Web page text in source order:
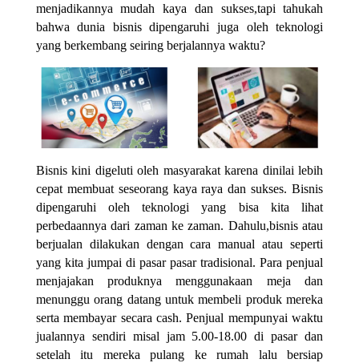
menjadikannya mudah kaya dan sukses,tapi tahukah
bahwa dunia bisnis dipengaruhi juga oleh teknologi
yang berkembang seiring berjalannya waktu?
Bisnis kini digeluti oleh masyarakat karena dinilai lebih
cepat membuat seseorang kaya raya dan sukses. Bisnis
dipengaruhi oleh teknologi yang bisa kita lihat
perbedaannya dari zaman ke zaman. Dahulu,bisnis atau
berjualan dilakukan dengan cara manual atau seperti
yang kita jumpai di pasar pasar tradisional. Para penjual
menjajakan produknya menggunakaan meja dan
menunggu orang datang untuk membeli produk mereka
serta membayar secara cash. Penjual mempunyai waktu
jualannya sendiri misal jam 5.00-18.00 di pasar dan
setelah itu mereka pulang ke rumah lalu bersiap